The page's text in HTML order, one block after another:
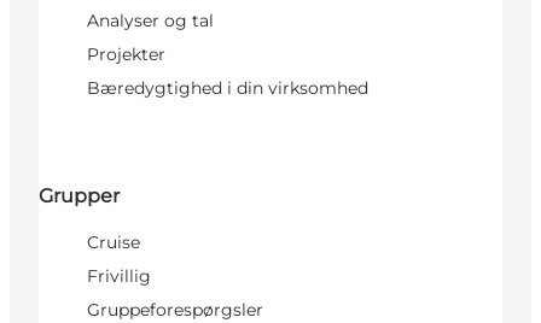
Analyser og tal
Projekter
Bæredygtighed i din virksomhed
Grupper
Cruise
Frivillig
Gruppeforespørgsler